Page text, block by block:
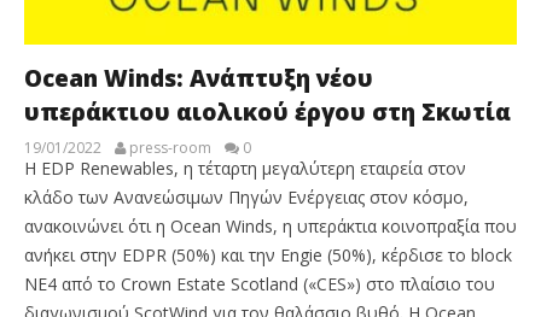
Ocean Winds: Ανάπτυξη νέου
υπεράκτιου αιολικού έργου στη Σκωτία
19/01/2022 press-room 0
Η EDP Renewables, η τέταρτη μεγαλύτερη εταιρεία στον
κλάδο των Ανανεώσιμων Πηγών Ενέργειας στον κόσμο,
ανακοινώνει ότι η Ocean Winds, η υπεράκτια κοινοπραξία που
ανήκει στην EDPR (50%) και την Engie (50%), κέρδισε το block
NE4 από το Crown Estate Scotland («CES») στο πλαίσιο του